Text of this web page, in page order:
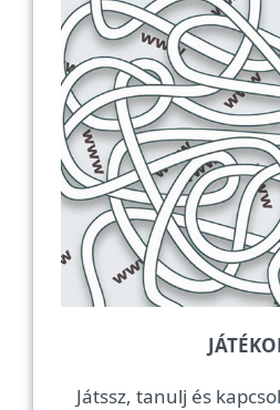
Játssz, tanulj és